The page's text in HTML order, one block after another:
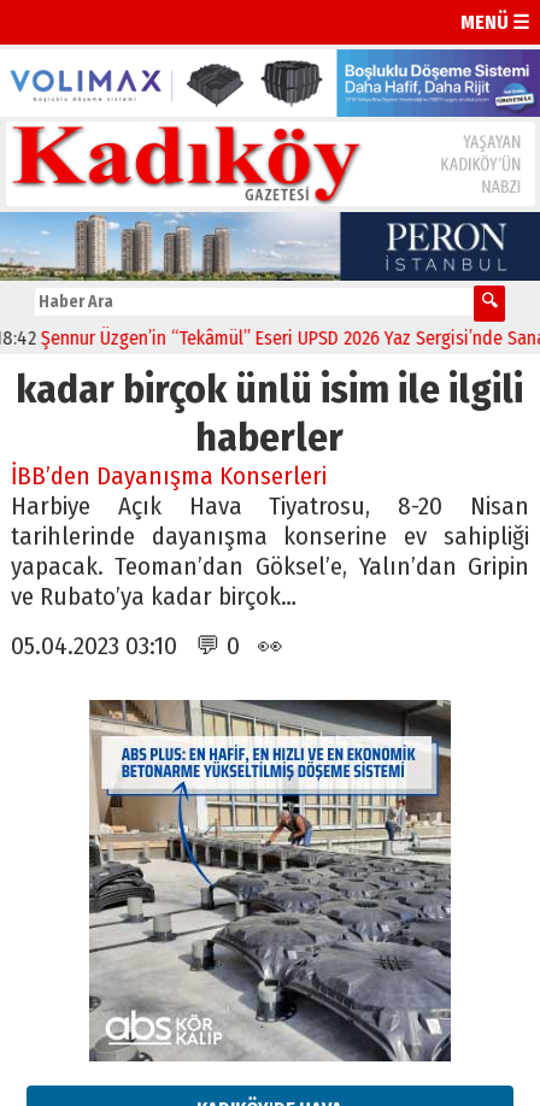
MENÜ ☰
Şennur Üzgen’in “Tekâmül” Eseri UPSD 2026 Yaz Sergisi’nde
kadar birçok ünlü isim ile ilgili
haberler
İBB’den Dayanışma Konserleri
Harbiye Açık Hava Tiyatrosu, 8-20 Nisan
tarihlerinde dayanışma konserine ev sahipliği
yapacak. Teoman’dan Göksel’e, Yalın’dan Gripin
ve Rubato’ya kadar birçok…
05.04.2023 03:10 💬 0 👀